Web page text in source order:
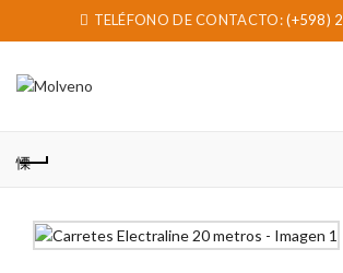
TELÉFONO DE CONTACTO:(+598)